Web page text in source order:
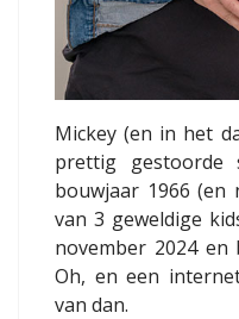
Mickey (en in het
prettig gestoorde
bouwjaar 1966 (en
van 3 geweldige
november 2024 en
Oh, en een
van dan.